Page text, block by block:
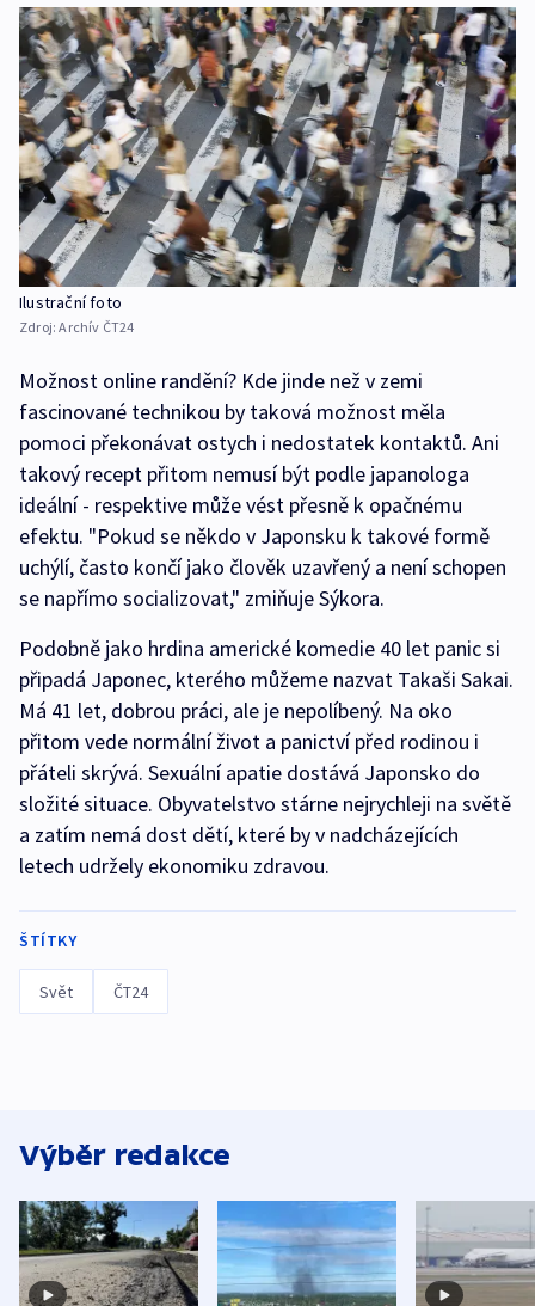
Ilustrační foto
Zdroj:Archív ČT24
Možnost online randění? Kde jinde než v zemi
fascinované technikou by taková možnost měla
pomoci překonávat ostych i nedostatek kontaktů. Ani
takový recept přitom nemusí být podle japanologa
ideální - respektive může vést přesně k opačnému
efektu. "Pokud se někdo v Japonsku k takové formě
uchýlí, často končí jako člověk uzavřený a není schopen
se napřímo socializovat," zmiňuje Sýkora.
Podobně jako hrdina americké komedie 40 let panic si
připadá Japonec, kterého můžeme nazvat Takaši Sakai.
Má 41 let, dobrou práci, ale je nepolíbený. Na oko
přitom vede normální život a panictví před rodinou i
přáteli skrývá. Sexuální apatie dostává Japonsko do
složité situace. Obyvatelstvo stárne nejrychleji na světě
a zatím nemá dost dětí, které by v nadcházejících
letech udržely ekonomiku zdravou.
ŠTÍTKY
Svět ČT24
Výběr redakce